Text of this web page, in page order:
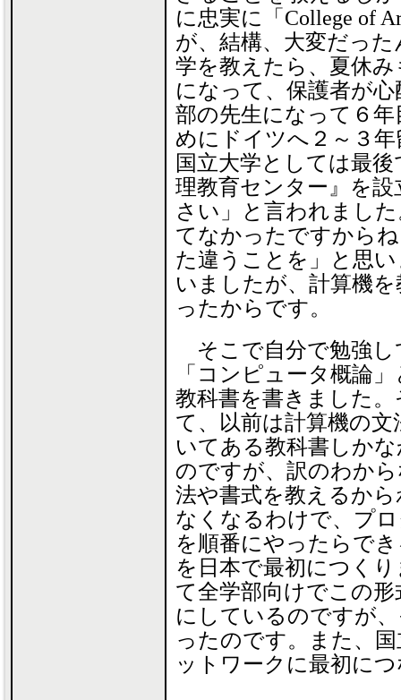
に忠実に「College of
が、結構、大変だっ
学を教えたら、夏休
になって、保護者が
部の先生になって６
めにドイツへ２～３
国立大学としては最
理教育センター』を
さい」と言われまし
てなかったですから
た違うことを」と思
いましたが、計算機
ったからです。
そこで自分で勉強し
「コンピュータ概論
教科書を書きました。
て、以前は計算機の文
いてある教科書しか
のですが、訳のわか
法や書式を教えるか
なくなるわけで、プ
を順番にやったらで
を日本で最初につく
て全学部向けでこの
にしているのですが
ったのです。また、
ットワークに最初に